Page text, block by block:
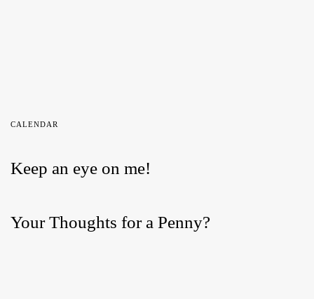
CALENDAR
Keep an eye on me!
Your Thoughts for a Penny?